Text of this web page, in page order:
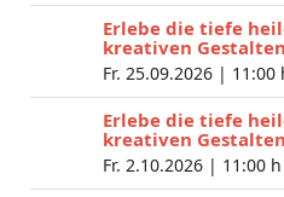
Erlebe die tiefe
kreativen Gestalten
Fr. 25.09.2026 | 11:00
Erlebe die tiefe
kreativen Gestalten
Fr. 2.10.2026 | 11:00 h